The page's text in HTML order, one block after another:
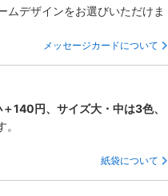
ムデザインをお選びいただけま
メッセージカードについて
140円、サイズ大・中は3色、
紙袋について